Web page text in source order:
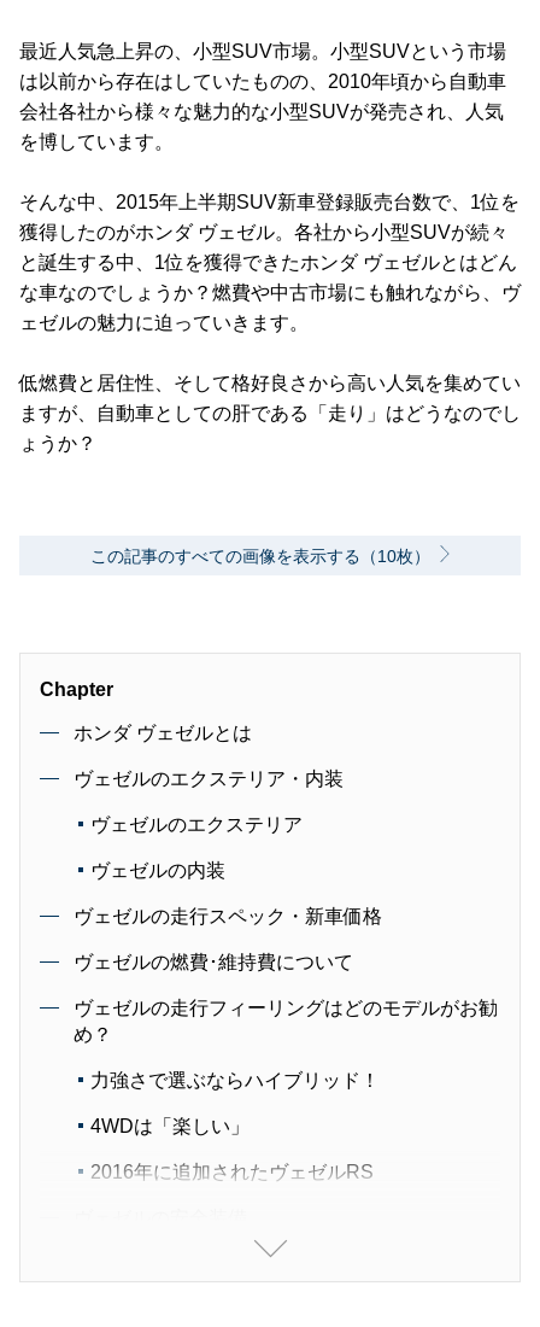
最近人気急上昇の、小型SUV市場。小型SUVという市場
は以前から存在はしていたものの、2010年頃から自動車
会社各社から様々な魅力的な小型SUVが発売され、人気
を博しています。
そんな中、2015年上半期SUV新車登録販売台数で、1位を
獲得したのがホンダ ヴェゼル。各社から小型SUVが続々
と誕生する中、1位を獲得できたホンダ ヴェゼルとはどん
な車なのでしょうか？燃費や中古市場にも触れながら、ヴ
ェゼルの魅力に迫っていきます。
低燃費と居住性、そして格好良さから高い人気を集めてい
ますが、自動車としての肝である「走り」はどうなのでし
ょうか？
この記事のすべての画像を表示する（10枚）
Chapter
ホンダ ヴェゼルとは
ヴェゼルのエクステリア・内装
ヴェゼルのエクステリア
ヴェゼルの内装
ヴェゼルの走行スペック・新車価格
ヴェゼルの燃費･維持費について
ヴェゼルの走行フィーリングはどのモデルがお勧
め？
力強さで選ぶならハイブリッド！
4WDは「楽しい」
2016年に追加されたヴェゼルRS
中古相場から見たホンダ ヴェゼルの中古価格